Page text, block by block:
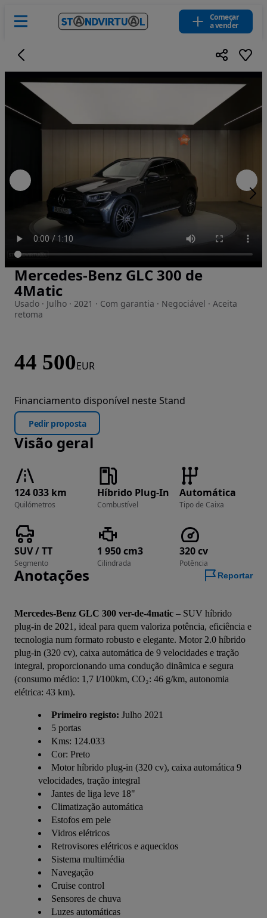
Começar
a vender
Imagem 1 de 37
Mercedes-Benz GLC 300 de
4Matic
Usado · Julho · 2021 · Com garantia · Negociável · Aceita
retoma
44 500EUR
Financiamento disponível neste Stand
Pedir proposta
Visão geral
124 033 km
Quilómetros
Híbrido Plug-In
Combustível
Automática
Tipo de Caixa
SUV / TT
Segmento
1 950 cm3
Cilindrada
320 cv
Potência
Anotações Reportar
Mercedes-Benz GLC 300 ver-de-4matic – SUV híbrido
plug-in de 2021, ideal para quem valoriza potência, eficiência e
tecnologia num formato robusto e elegante. Motor 2.0 híbrido
plug-in (320 cv), caixa automática de 9 velocidades e tração
integral, proporcionando uma condução dinâmica e segura
(consumo médio: 1,7 l/100km, CO₂: 46 g/km, autonomia
elétrica: 43 km).
Primeiro registo: Julho 2021
5 portas
Kms: 124.033
Cor: Preto
Motor híbrido plug-in (320 cv), caixa automática 9
velocidades, tração integral
Jantes de liga leve 18"
Climatização automática
Estofos em pele
Vidros elétricos
Retrovisores elétricos e aquecidos
Sistema multimédia
Navegação
Cruise control
Sensores de chuva
Luzes automáticas